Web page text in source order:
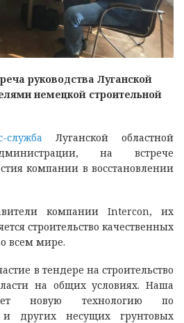
руководства Луганской
немецкой строительной
служба Луганской областной
на встрече
компании в восстановлении
компании Intercon, их
строительство качественных
всем мире.
в тендере на строительство
на общих условиях. Наша
новую технологию по
и других несущих грунтовых